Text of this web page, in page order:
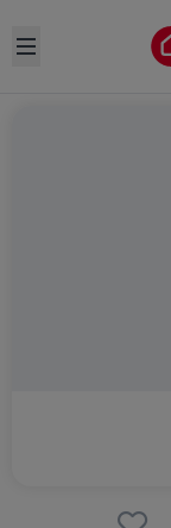
Open sidebar